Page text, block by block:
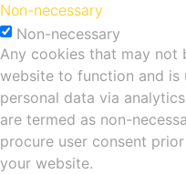
Non-necessary
Non-necessary
Any cookies that may not
website to function and
personal data via
are termed as non-
procure user consent
your website.